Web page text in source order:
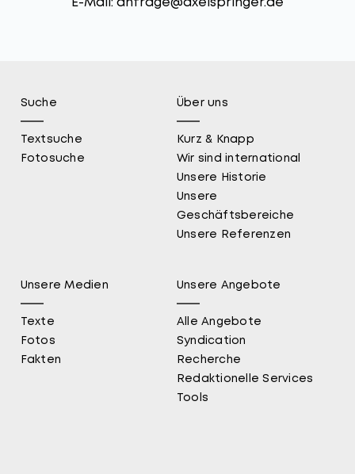
E-Mail: anfrage@axelspringer.de
Suche
Textsuche
Fotosuche
Über uns
Kurz & Knapp
Wir sind international
Unsere Historie
Unsere
Geschäftsbereiche
Unsere Referenzen
Unsere Medien
Texte
Fotos
Fakten
Unsere Angebote
Alle Angebote
Syndication
Recherche
Redaktionelle Services
Tools